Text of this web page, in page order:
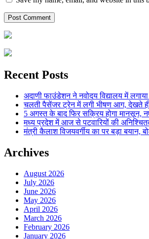
Recent Posts
अदाणी फाउंडेशन ने नवोदय विद्यालय में लगाया
चलती पैसेंजर ट्रेन में लगी भीषण आग, देखते ही
5 अगस्त के बाद फिर सक्रिय होगा मानसून,
मध्य प्रदेश में आज से पटवारियों की
मंत्री कैलाश विजयवर्गीय का पर बड़ा बयान,
Archives
August 2026
July 2026
June 2026
May 2026
April 2026
March 2026
February 2026
January 2026